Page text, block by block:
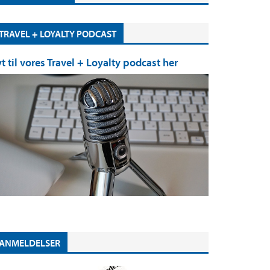
+ LOYALTY PODCAST
til vores Travel + Loyalty podcast her